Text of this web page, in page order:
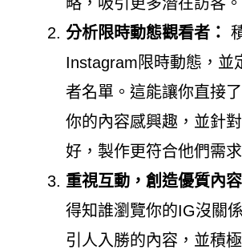
分析限時動態觀看者：
Instagram限時動態，並
者名單。這能讓你直接
你的內容感興趣，並針
好，製作更符合他們需
重視互動，創造優質內容
得知誰瀏覽你的IG沒關
引人入勝的內容，並積